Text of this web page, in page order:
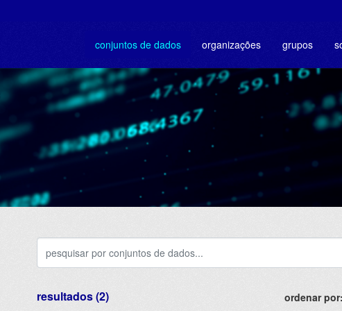
conjuntos de dados organizações grupos
ordenar por
resultados (2)